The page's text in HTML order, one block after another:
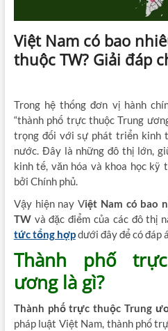
Việt Nam có bao
thuộc TW? Giải đáp
Trong hệ thống đơn vị hành
“thành phố trực thuộc Trung
trọng đối với sự phát triển kinh
nước. Đây là những đô thị lớn,
kinh tế, văn hóa và khoa học
bởi Chính phủ.
Vậy hiện nay Việt Nam có bao
TWvà đặc điểm của các đô thị
tức tổng hợpdưới đây để có đáp
Thành phố
ương là gì?
Thành phố trực thuộc Trung
pháp luật Việt Nam, thành phố